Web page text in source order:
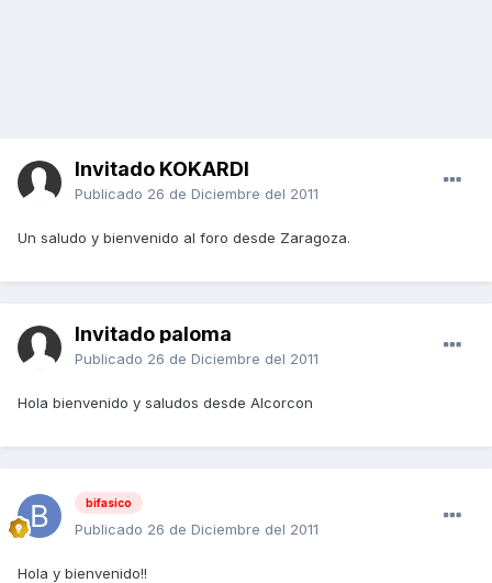
Invitado KOKARDI
Publicado 26 de Diciembre del 2011
Un saludo y bienvenido al foro desde Zaragoza.
Invitado paloma
Publicado 26 de Diciembre del 2011
Hola bienvenido y saludos desde Alcorcon
bifasico
Publicado 26 de Diciembre del 2011
Hola y bienvenido!!